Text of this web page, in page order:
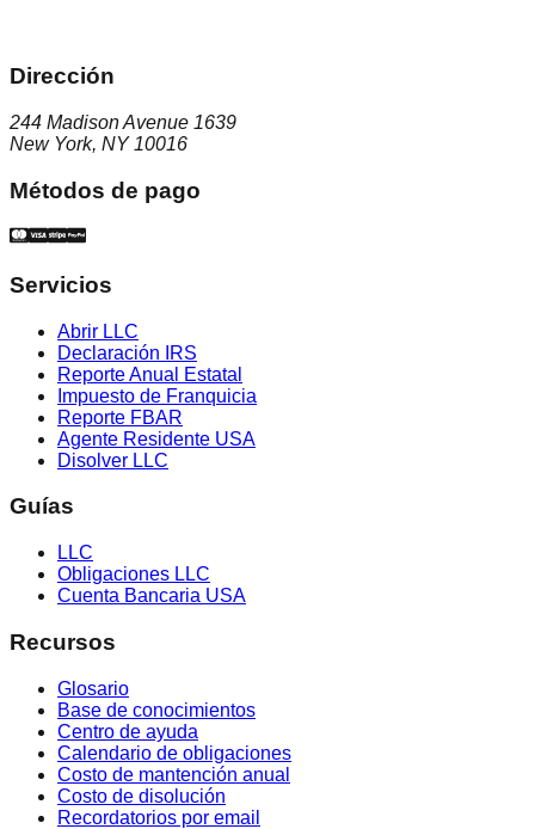
Dirección
244 Madison Avenue 1639
New York, NY 10016
Métodos de pago
Servicios
Abrir LLC
Declaración IRS
Reporte Anual Estatal
Impuesto de Franquicia
Reporte FBAR
Agente Residente USA
Disolver LLC
Guías
LLC
Obligaciones LLC
Cuenta Bancaria USA
Recursos
Glosario
Base de conocimientos
Centro de ayuda
Calendario de obligaciones
Costo de mantención anual
Costo de disolución
Recordatorios por email